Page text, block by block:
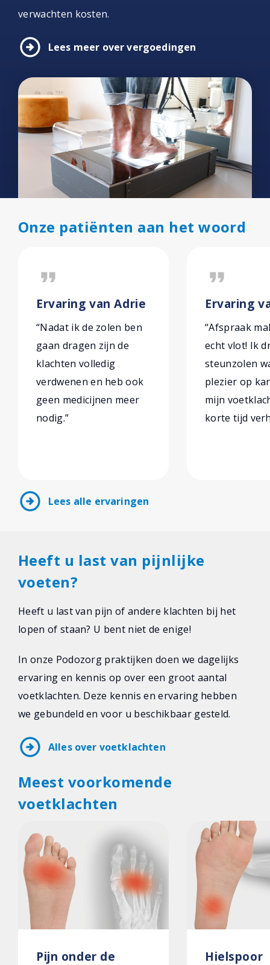
verwachten kosten.
arrow_circle_right Lees meer over vergoedingen
Onze patiënten aan het woord
format_quote
Ervaring van Adrie
“Nadat ik de zolen ben
gaan dragen zijn de
klachten volledig
verdwenen en heb ook
geen medicijnen meer
nodig.”
format_quote
Ervaring
“Afspraak
echt vlot! Ik
steunzolen
plezier op
mijn
korte tijd
arrow_circle_right Lees alle ervaringen
Heeft u last van pijnlijke
voeten?
Heeft u last van pijn of andere klachten bij het
lopen of staan? U bent niet de enige!
In onze Podozorg praktijken doen we dagelijks
ervaring en kennis op over een groot aantal
voetklachten. Deze kennis en ervaring hebben
we gebundeld en voor u beschikbaar gesteld.
arrow_circle_right Alles over voetklachten
Meest voorkomende
voetklachten
Pijn onder de
Hielspoor